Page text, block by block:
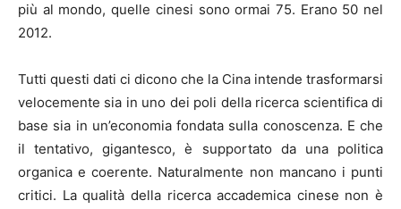
più al mondo, quelle cinesi sono ormai 75. Erano 50 nel
2012.
Tutti questi dati ci dicono che la Cina intende trasformarsi
velocemente sia in uno dei poli della ricerca scientifica di
base sia in un’economia fondata sulla conoscenza. E che
il tentativo, gigantesco, è supportato da una politica
organica e coerente. Naturalmente non mancano i punti
critici. La qualità della ricerca accademica cinese non è